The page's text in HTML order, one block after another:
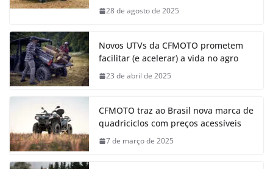
28 de agosto de 2025
Novos UTVs da CFMOTO prometem
facilitar (e acelerar) a vida no agro
23 de abril de 2025
CFMOTO traz ao Brasil nova marca de
quadriciclos com preços acessíveis
7 de março de 2025